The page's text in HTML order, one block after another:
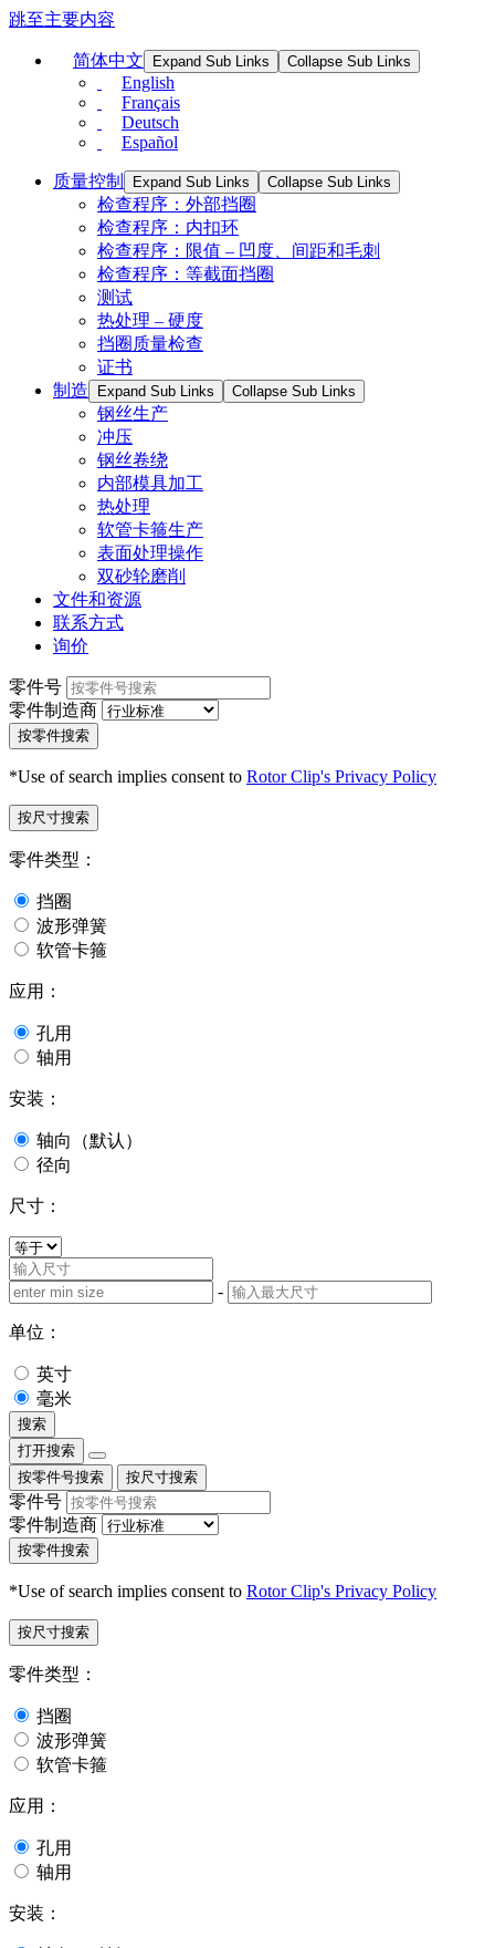
跳至主要内容
简体中文 Expand Sub Links Collapse Sub Links
English
Français
Deutsch
Español
质量控制 Expand Sub Links Collapse Sub Links
检查程序：外部挡圈
检查程序：内扣环
检查程序：限值 – 凹度、间距和毛刺
检查程序：等截面挡圈
测试
热处理 – 硬度
挡圈质量检查
证书
制造
Expand Sub Links Collapse Sub Links
钢丝生产
冲压
钢丝卷绕
内部模具加工
热处理
软管卡箍生产
表面处理操作
双砂轮磨削
文件和资源
联系方式
询价
零件号
零件制造商
按零件搜索
*Use of search implies consent to Rotor Clip's Privacy Policy
按尺寸搜索
零件类型：
挡圈
波形弹簧
软管卡箍
应用：
孔用
轴用
安装：
轴向（默认）
径向
尺寸：
-
单位：
英寸
毫米
搜索
打开搜索
按零件号搜索
按尺寸搜索
零件号
零件制造商
按零件搜索
*Use of search implies consent to Rotor Clip's Privacy Policy
按尺寸搜索
零件类型：
挡圈
波形弹簧
软管卡箍
应用：
孔用
轴用
安装：